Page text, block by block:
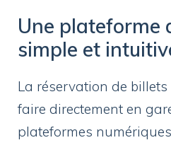
Une plateforme
simple et
La réservation de
faire directement en
plateformes